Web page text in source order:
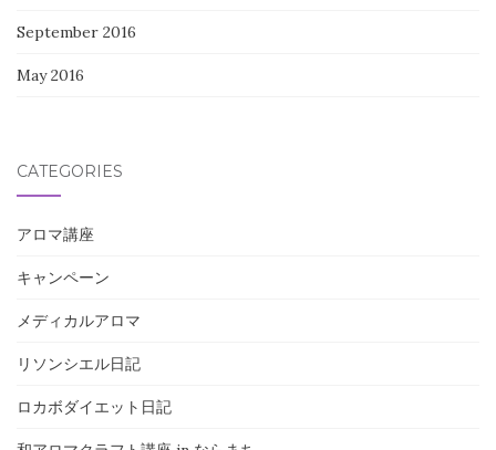
September 2016
May 2016
CATEGORIES
アロマ講座
キャンペーン
メディカルアロマ
リソンシエル日記
ロカボダイエット日記